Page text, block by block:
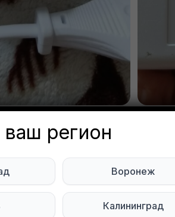
устройство.
регион
Воронеж
Калининград